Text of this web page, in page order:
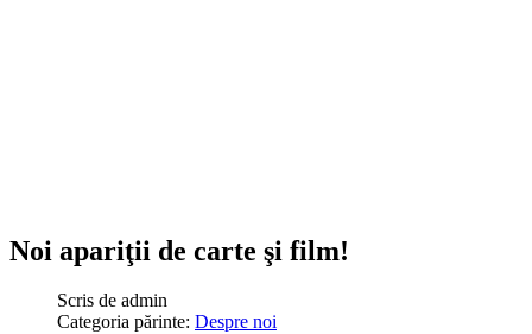
Noi apariţii de carte şi film!
Scris de admin
Categoria părinte: Despre noi